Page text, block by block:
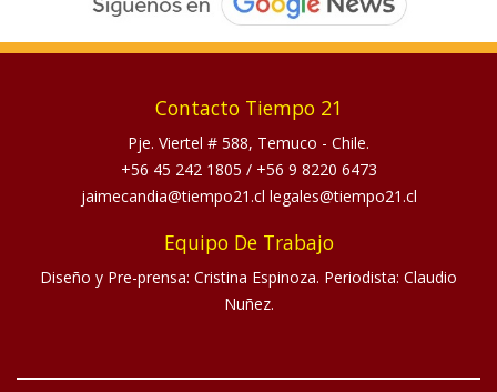
Contacto Tiempo 21
Pje. Viertel # 588, Temuco - Chile.
+56 45 242 1805 / +56 9 8220 6473
jaimecandia@tiempo21.cl legales@tiempo21.cl
Equipo De Trabajo
Diseño y Pre-prensa: Cristina Espinoza. Periodista: Claudio
Nuñez.